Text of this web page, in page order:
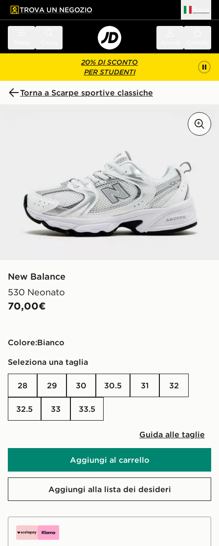
principale
a fondo pagina
TROVA UN NEGOZIO
20% DI SCONTO
PER STUDENTI
Torna a Scarpe sportive classiche
New Balance
530 Neonato
70,00€
Colore:
bianco
Seleziona una taglia
28 29 30 30.5 31 32
32.5 33 33.5
Guida alle taglie
Aggiungi al carrello
Aggiungi alla lista dei desideri